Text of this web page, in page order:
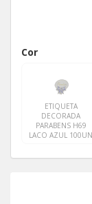
Cor
ETIQUETA
DECORADA
PARABENS H69
LACO AZUL 100UN